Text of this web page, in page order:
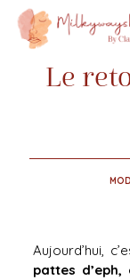
Le
Aujourd’hui,
pattes d’eph,